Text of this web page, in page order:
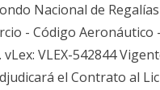
Nacional de
- Código Aeronáutico
VLEX-542844
el Contrato al